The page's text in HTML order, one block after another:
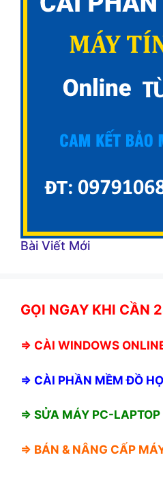
Bài Viết Mới
GỌI NGAY KHI CẦN
⇒ CÀI WINDOWS
⇒ CÀI PHẦN MỀM ĐỒ
⇒ SỬA MÁY PC-LAPTOP
⇒ BÁN & NÂNG CẤP